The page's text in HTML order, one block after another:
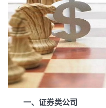
一、证券类公司